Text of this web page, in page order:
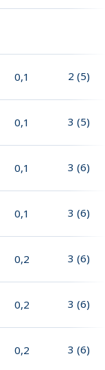
0,1 2 (5)
0,1 3 (5)
0,1 3 (6)
0,1 3 (6)
0,2 3 (6)
0,2 3 (6)
0,2 3 (6)